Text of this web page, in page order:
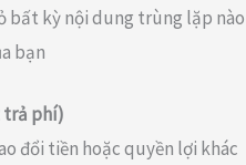
bất kỳ nội dung trùng lặp nào
bạn
trả phí)
đổi tiền hoặc quyền lợi khác